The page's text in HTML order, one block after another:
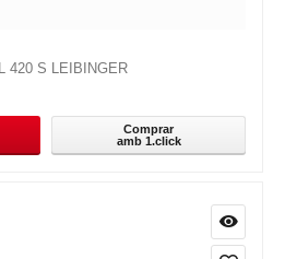
420 S LEIBINGER
Comprar
amb 1.click